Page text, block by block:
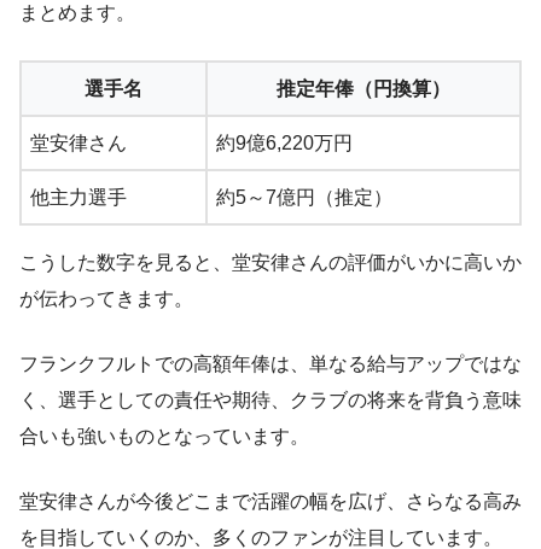
まとめます。
選手名 推定年俸（円換算）
堂安律さん 約9億6,220万円
他主力選手 約5～7億円（推定）
こうした数字を見ると、堂安律さんの評価がいかに高いか
が伝わってきます。
フランクフルトでの高額年俸は、単なる給与アップではな
く、選手としての責任や期待、クラブの将来を背負う意味
合いも強いものとなっています。
堂安律さんが今後どこまで活躍の幅を広げ、さらなる高み
を目指していくのか、多くのファンが注目しています。